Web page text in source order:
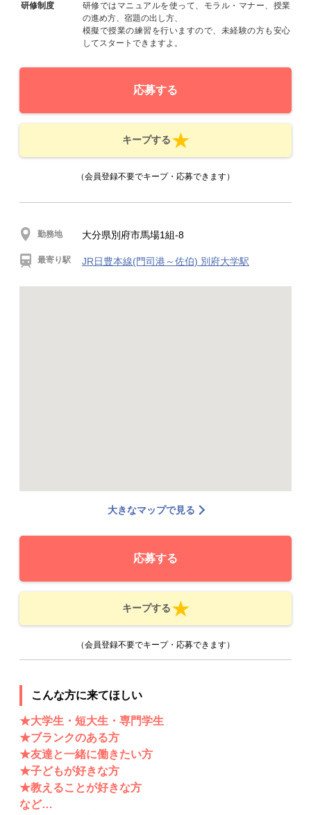
研修制度
研修ではマニュアルを使って、モラル・マナー、授業
の進め方、宿題の出し方、
模擬で授業の練習を行いますので、未経験の方も安心
してスタートできますよ。
応募する
キープする
（会員登録不要でキープ・応募できます）
勤務地 大分県別府市馬場1組-8
最寄り駅 JR日豊本線(門司港～佐伯) 別府大学駅
大きなマップで見る
応募する
キープする
（会員登録不要でキープ・応募できます）
こんな方に来てほしい
★大学生・短大生・専門学生
★ブランクのある方
★友達と一緒に働きたい方
★子どもが好きな方
★教えることが好きな方
など…